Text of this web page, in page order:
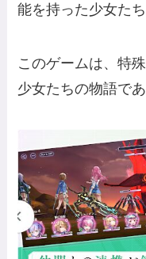
能を持った少女たち
このゲームは、特
少女たちの物語であ